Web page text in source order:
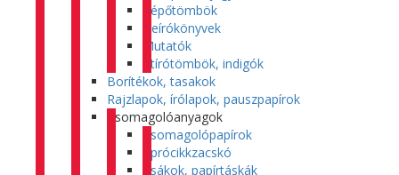
Tépőtömbök
Beírókönyvek
Mutatók
Átírótömbök, indigók
Borítékok, tasakok
Rajzlapok, írólapok, pauszpapírok
Csomagolóanyagok
Csomagolópapírok
Aprócikkzacskó
Zsákok, papírtáskák